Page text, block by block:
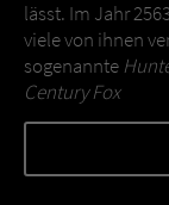
lässt. Im Jahr
viele von ihnen
sogenannte
Century Fox